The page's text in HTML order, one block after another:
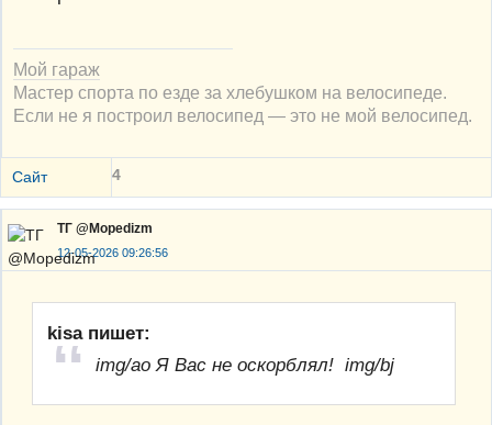
Мой гараж
Мастер спорта по езде за хлебушком на велосипеде.
Если не я построил велосипед — это не мой велосипед.
Сайт 4
ТГ @Mopedizm
12-05-2026 09:26:56
kisa пишет:
img/ao Я Вас не оскорблял! img/bj